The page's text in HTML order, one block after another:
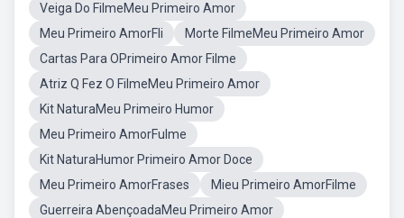
Veiga Do FilmeMeu Primeiro Amor
Meu Primeiro AmorFli
Morte FilmeMeu Primeiro Amor
Cartas Para OPrimeiro Amor Filme
Atriz Q Fez O FilmeMeu Primeiro Amor
Kit NaturaMeu Primeiro Humor
Meu Primeiro AmorFulme
Kit NaturaHumor Primeiro Amor Doce
Meu Primeiro AmorFrases
Mieu Primeiro AmorFilme
Guerreira AbençoadaMeu Primeiro Amor